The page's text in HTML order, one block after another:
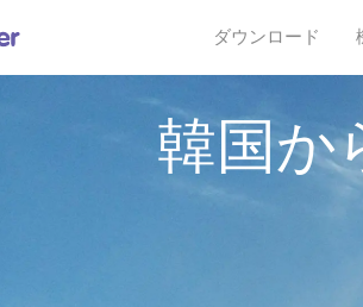
ダウンロード
韓国か